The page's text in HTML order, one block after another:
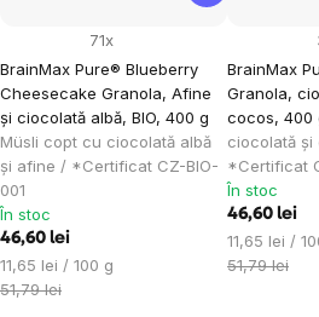
BrainMax Pure® Blueberry
Cheesecake Granola, Afine
și ciocolată albă, BIO, 400 g
Müsli copt cu ciocolată albă
și afine / *Certificat CZ-BIO-
001
71x
În stoc
46,60 lei
Evaluare
preţ:
11,65 lei / 100 g
51,79 lei
BrainMax
Granola,
cocos, 400
ciocolată și
*Certificat
În stoc
46,60 lei
Evaluare
preţ:
11,65 lei /
51,79 lei